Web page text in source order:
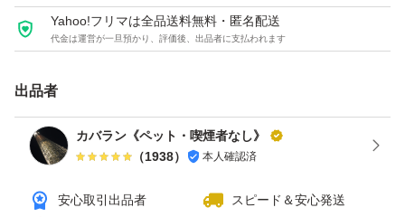
Yahoo!フリマは全品送料無料・匿名配送
代金は運営が一旦預かり、評価後、出品者に支払われます
出品者
カバラン《ペット・喫煙者なし》
（1938） 本人確認済
安心取引出品者
スピード＆安心発送